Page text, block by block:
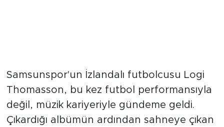
Samsunspor'un İzlandalı futbolcusu Logi
Thomasson, bu kez futbol performansıyla
değil, müzik kariyeriyle gündeme geldi.
Çıkardığı albümün ardından sahneye çıkan